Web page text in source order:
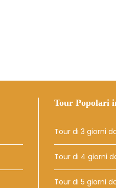
Tour Popolari
Tour di 3 giorni
Tour di 4 giorni
Tour di 5 giorni